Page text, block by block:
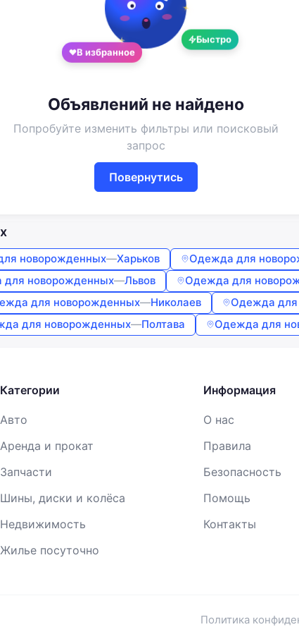
Быстро
В избранное
Объявлений не найдено
Попробуйте изменить фильтры или поисковый
запрос
Повернутись
новорожденных—Харьков Одежда для
новорожденных—Львов Одежда для
для новорожденных—Николаев Одежда для
для новорожденных—Полтава Одежда для
Категории
Авто
Аренда и прокат
Запчасти
Шины, диски и колёса
Недвижимость
Жилье посуточно
Информация
О нас
Правила
Безопасность
Помощь
Контакты
Политика
Telegram
или
Введите номер или почту
Войти
Продолжая, вы соглашаетесь сУсловиями использования,
Договором публичной офертыиПолитикой